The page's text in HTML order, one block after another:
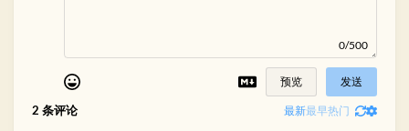
0/500
预览 发送
2 条评论 最新最早热门